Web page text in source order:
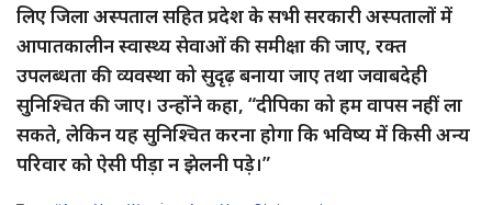
लिए जिला अस्पताल सहित प्रदेश के सभी सरकारी अस्पतालों में
आपातकालीन स्वास्थ्य सेवाओं की समीक्षा की जाए, रक्त
उपलब्धता की व्यवस्था को सुदृढ़ बनाया जाए तथा जवाबदेही
सुनिश्चित की जाए। उन्होंने कहा, “दीपिका को हम वापस नहीं ला
सकते, लेकिन यह सुनिश्चित करना होगा कि भविष्य में किसी अन्य
परिवार को ऐसी पीड़ा न झेलनी पड़े।”